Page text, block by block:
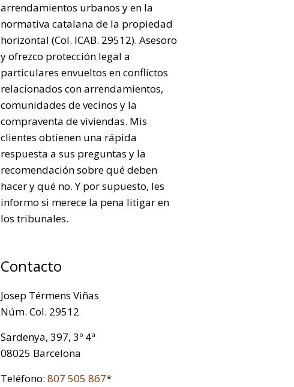
arrendamientos urbanos y en la
normativa catalana de la propiedad
horizontal (Col. ICAB. 29512). Asesoro
y ofrezco protección legal a
particulares envueltos en conflictos
relacionados con arrendamientos,
comunidades de vecinos y la
compraventa de viviendas. Mis
clientes obtienen una rápida
respuesta a sus preguntas y la
recomendación sobre qué deben
hacer y qué no. Y por supuesto, les
informo si merece la pena litigar en
los tribunales.
Contacto
Josep Térmens Viñas
Núm. Col. 29512
Sardenya, 397, 3º 4ª
08025 Barcelona
Teléfono:807 505 867*